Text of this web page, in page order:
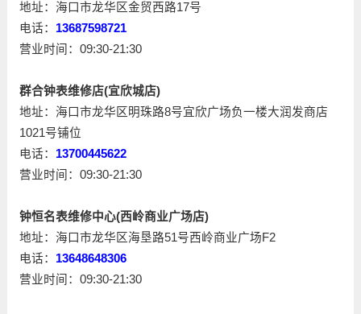
地址：海口市龙华区金贸西路17号
电话： 13687598721
营业时间：09:30-21:30
群合钟表维修店(宜欣城店)
地址：海口市龙华区明珠路8号宜欣广场负一楼大润发商店
1021号铺位
电话： 13700445622
营业时间：09:30-21:30
钟恒名表维修中心(西岭商业广场店)
地址：海口市龙华区海垦路51号西岭商业广场F2
电话： 13648648306
营业时间：09:30-21:30